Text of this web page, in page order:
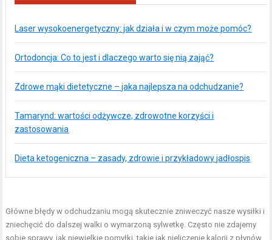
Laser wysokoenergetyczny: jak działa i w czym może pomóc?
Ortodoncja: Co to jest i dlaczego warto się nią zająć?
Zdrowe mąki dietetyczne – jaka najlepsza na odchudzanie?
Tamarynd: wartości odżywcze, zdrowotne korzyści i
zastosowania
Dieta ketogeniczna – zasady, zdrowie i przykładowy jadłospis
Główne błędy w odchudzaniu mogą skutecznie zniweczyć nasze wysiłki i
zniechęcić do dalszej walki o wymarzoną sylwetkę. Często nie zdajemy
sobie sprawy, jak niewielkie pomyłki, takie jak nieliczenie kalorii z płynów